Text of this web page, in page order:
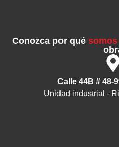
Conozca por qué
Calle 44B # 48-
Unidad industrial -